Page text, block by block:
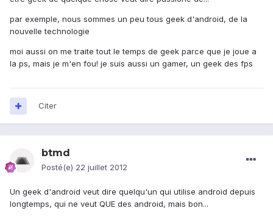
par exemple, nous sommes un peu tous geek d'android, de la
nouvelle technologie
moi aussi on me traite tout le temps de geek parce que je joue a
la ps, mais je m'en fou! je suis aussi un gamer, un geek des fps
Citer
btmd
Posté(e) 22 juillet 2012
Un geek d'android veut dire quelqu'un qui utilise android depuis
longtemps, qui ne veut QUE des android, mais bon...